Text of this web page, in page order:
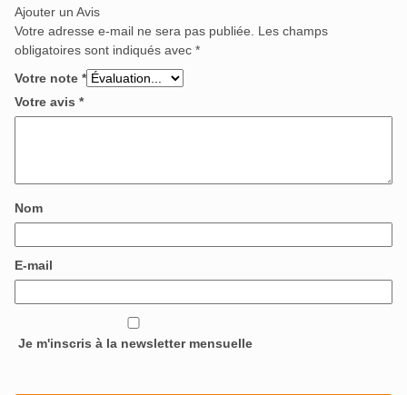
Ajouter un Avis
Votre adresse e-mail ne sera pas publiée. Les champs
obligatoires sont indiqués avec *
Votre note *
Votre avis *
Nom
E-mail
Je m'inscris à la newsletter mensuelle